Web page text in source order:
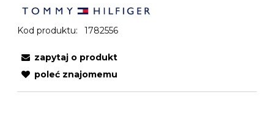
Kod produktu: 1782556
zapytaj o produkt
poleć znajomemu